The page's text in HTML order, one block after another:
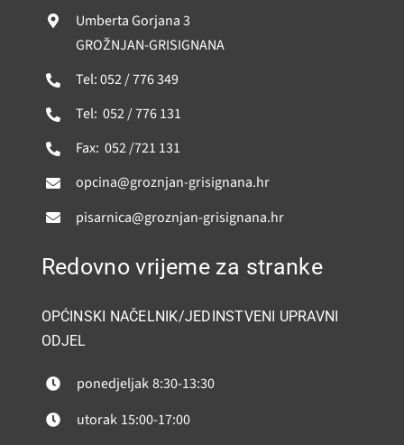
Umberta Gorjana 3
GROŽNJAN-GRISIGNANA
Tel: 052 / 776 349
Tel: 052 / 776 131
Fax: 052 /721 131
opcina@groznjan-grisignana.hr
pisarnica@groznjan-grisignana.hr
Redovno vrijeme za stranke
OPĆINSKI NAČELNIK/JEDINSTVENI UPRAVNI
ODJEL
ponedjeljak8:30-13:30
utorak 15:00-17:00